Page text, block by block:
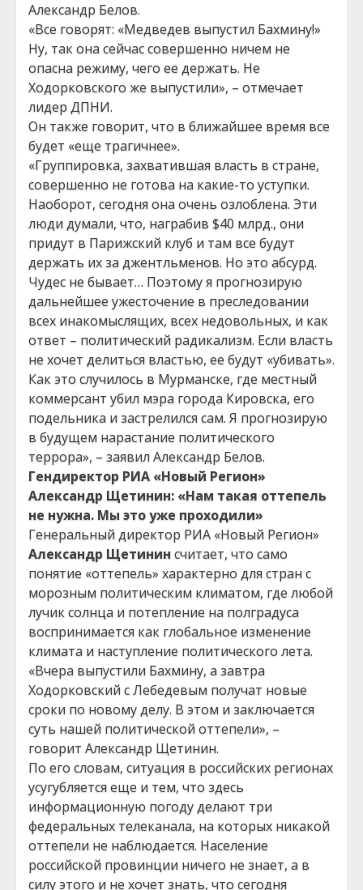
Александр Белов.
«Все говорят: «Медведев выпустил Бахмину!»
Ну, так она сейчас совершенно ничем не
опасна режиму, чего ее держать. Не
Ходорковского же выпустили», – отмечает
лидер ДПНИ.
Он также говорит, что в ближайшее время все
будет «еще трагичнее».
«Группировка, захватившая власть в стране,
совершенно не готова на какие-то уступки.
Наоборот, сегодня она очень озлоблена. Эти
люди думали, что, награбив $40 млрд., они
придут в Парижский клуб и там все будут
держать их за джентльменов. Но это абсурд.
Чудес не бывает… Поэтому я прогнозирую
дальнейшее ужесточение в преследовании
всех инакомыслящих, всех недовольных, и как
ответ – политический радикализм. Если власть
не хочет делиться властью, ее будут «убивать».
Как это случилось в Мурманске, где местный
коммерсант убил мэра города Кировска, его
подельника и застрелился сам. Я прогнозирую
в будущем нарастание политического
террора», – заявил Александр Белов.
Гендиректор РИА «Новый Регион»
Александр Щетинин: «Нам такая оттепель
не нужна. Мы это уже проходили»
Генеральный директор РИА «Новый Регион»
Александр Щетинин считает, что само
понятие «оттепель» характерно для стран с
морозным политическим климатом, где любой
лучик солнца и потепление на полградуса
воспринимается как глобальное изменение
климата и наступление политического лета.
«Вчера выпустили Бахмину, а завтра
Ходорковский с Лебедевым получат новые
сроки по новому делу. В этом и заключается
суть нашей политической оттепели», –
говорит Александр Щетинин.
По его словам, ситуация в российских регионах
усугубляется еще и тем, что здесь
информационную погоду делают три
федеральных телеканала, на которых никакой
оттепели не наблюдается. Население
российской провинции ничего не знает, а в
силу этого и не хочет знать, что сегодня